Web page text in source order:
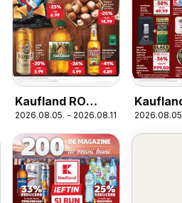
Kaufland RO
București
2026.08.05. - 2026.08.11.